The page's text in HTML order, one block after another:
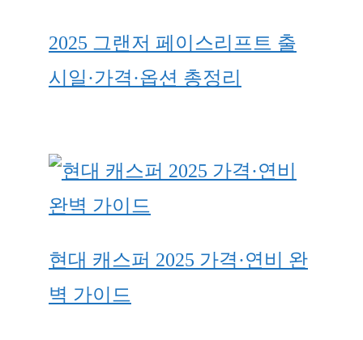
2025 그랜저 페이스리프트 출
시일·가격·옵션 총정리
현대 캐스퍼 2025 가격·연비 완
벽 가이드